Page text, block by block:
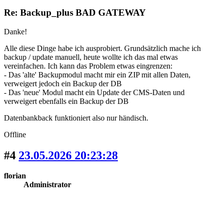
Re: Backup_plus BAD GATEWAY
Danke!
Alle diese Dinge habe ich ausprobiert. Grundsätzlich mache ich
backup / update manuell, heute wollte ich das mal etwas
vereinfachen. Ich kann das Problem etwas eingrenzen:
- Das 'alte' Backupmodul macht mir ein ZIP mit allen Daten,
verweigert jedoch ein Backup der DB
- Das 'neue' Modul macht ein Update der CMS-Daten und
verweigert ebenfalls ein Backup der DB
Datenbankback funktioniert also nur händisch.
Offline
#4 23.05.2026 20:23:28
florian
Administrator